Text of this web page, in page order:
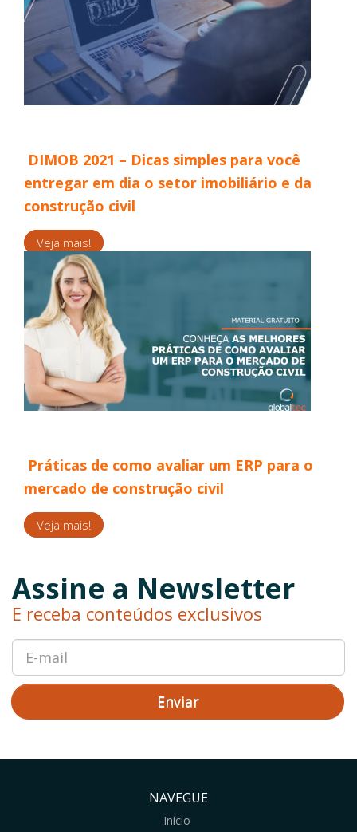
DIMOB 2021 – Dicas simples para você
entregar em dia o setor imobiliário e da
construção civil
Veja mais!
Práticas de como avaliar um ERP para o
mercado de construção civil
Veja mais!
Assine a Newsletter
E receba conteúdos exclusivos
Enviar
NAVEGUE
Início